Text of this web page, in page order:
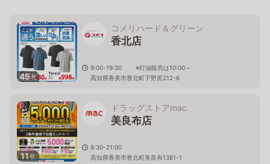
45枚
コメリハード＆グリーン
香北店
9:00-19:30 ※灯油販売は10:00～
高知県香美市香北町下野尻212-6
11枚
ドラッグストアmac
美良布店
8:30-21:00
高知県香美市香北町美良布1381-1